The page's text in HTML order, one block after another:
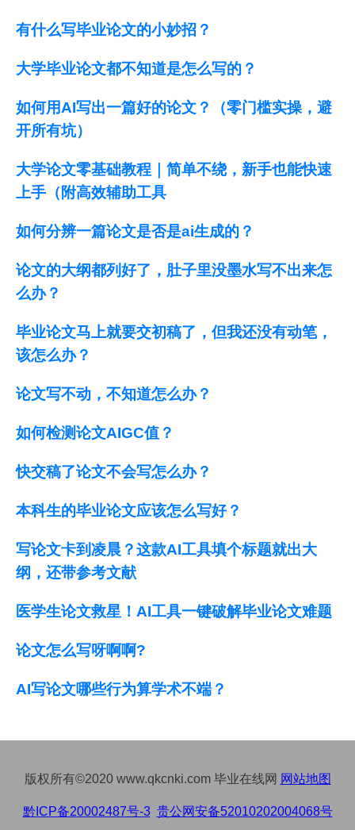
有什么写毕业论文的小妙招？
大学毕业论文都不知道是怎么写的？
如何用AI写出一篇好的论文？（零门槛实操，避
开所有坑）
大学论文零基础教程｜简单不绕，新手也能快速
上手（附高效辅助工具
如何分辨一篇论文是否是ai生成的？
论文的大纲都列好了，肚子里没墨水写不出来怎
么办？
毕业论文马上就要交初稿了，但我还没有动笔，
该怎么办？
论文写不动，不知道怎么办？
如何检测论文AIGC值？
快交稿了论文不会写怎么办？
本科生的毕业论文应该怎么写好？
写论文卡到凌晨？这款AI工具填个标题就出大
纲，还带参考文献
医学生论文救星！AI工具一键破解毕业论文难题
论文怎么写呀啊啊?
AI写论文哪些行为算学术不端？
版权所有©2020 www.qkcnki.com 毕业在线网 网站地图
黔ICP备20002487号-3 贵公网安备52010202004068号